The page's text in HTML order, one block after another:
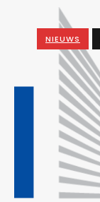
NIEUWS